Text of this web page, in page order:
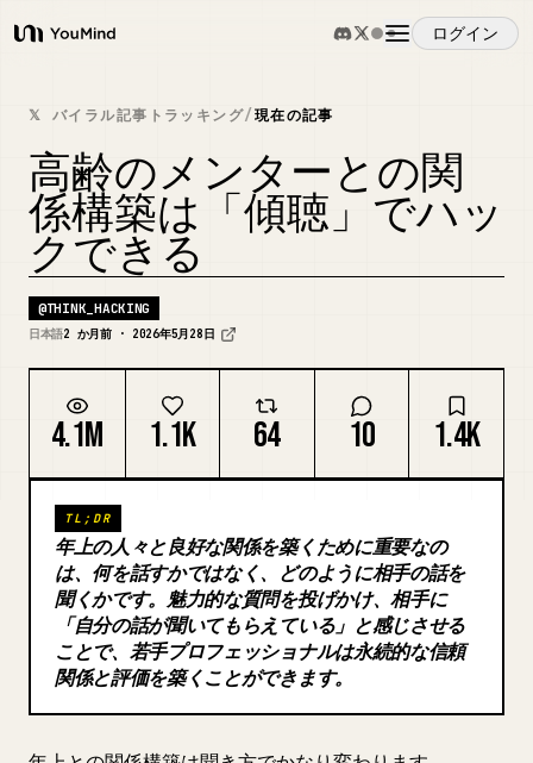
YouMind
ログイン
概要
ユースケース
スキル
プロンプト
ブログ
更新情報
𝕏 バイラル記事トラッキング/現在の記事
高齢のメンターとの関
係構築は「傾聴」でハッ
クできる
@THINK_HACKING
日本語2 か月前 · 2026年5月28日
4.1M 1.1K 64 10 1.4K
TL;DR
年上の人々と良好な関係を築くために重要なの
は、何を話すかではなく、どのように相手の話を
聞くかです。魅力的な質問を投げかけ、相手に
「自分の話が聞いてもらえている」と感じさせる
ことで、若手プロフェッショナルは永続的な信頼
関係と評価を築くことができます。